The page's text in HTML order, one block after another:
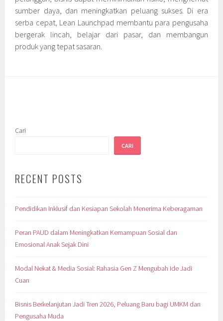
sumber daya, dan meningkatkan peluang sukses. Di era
serba cepat, Lean Launchpad membantu para pengusaha
bergerak lincah, belajar dari pasar, dan membangun
produk yang tepat sasaran.
Cari
CARI
RECENT POSTS
Pendidikan Inklusif dan Kesiapan Sekolah Menerima Keberagaman
Peran PAUD dalam Meningkatkan Kemampuan Sosial dan
Emosional Anak Sejak Dini
Modal Nekat & Media Sosial: Rahasia Gen Z Mengubah Ide Jadi
Cuan
Bisnis Berkelanjutan Jadi Tren 2026, Peluang Baru bagi UMKM dan
Pengusaha Muda